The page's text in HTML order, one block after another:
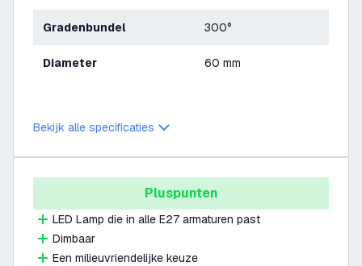
Gradenbundel 300°
Diameter 60 mm
Bekijk alle specificaties
Pluspunten
LED Lamp die in alle E27 armaturen past
Dimbaar
Een milieuvriendelijke keuze